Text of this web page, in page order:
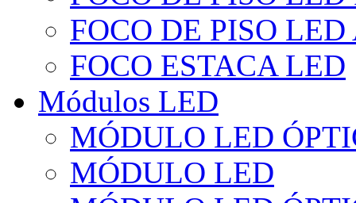
FOCO DE PISO
FOCO ESTACA LED
Módulos LED
MÓDULO LED
MÓDULO LED